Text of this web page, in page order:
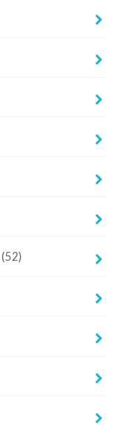
(52)